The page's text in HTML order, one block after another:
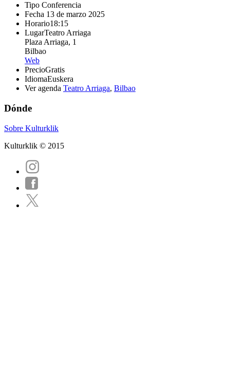
Tipo Conferencia
Fecha 13 de marzo 2025
Horario18:15
LugarTeatro Arriaga
Plaza Arriaga, 1
Bilbao
Web
PrecioGratis
IdiomaEuskera
Ver agenda Teatro Arriaga, Bilbao
Dónde
Sobre Kulturklik
Kulturklik © 2015